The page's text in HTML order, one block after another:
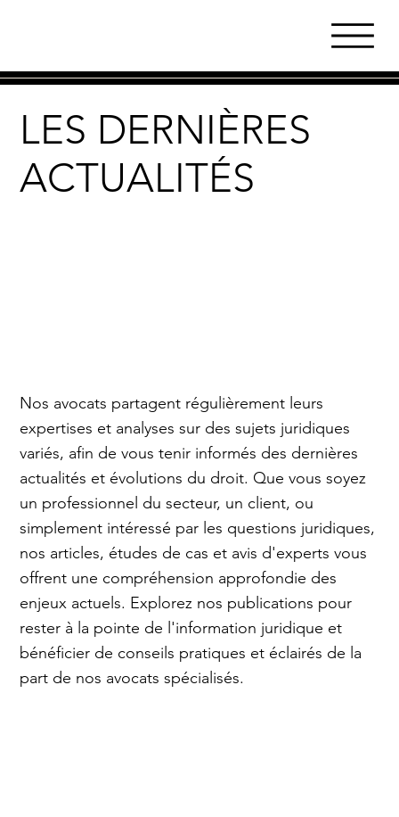
LES DERNIÈRES
ACTUALITÉS
Nos avocats partagent régulièrement leurs
expertises et analyses sur des sujets juridiques
variés, afin de vous tenir informés des dernières
actualités et évolutions du droit. Que vous soyez
un professionnel du secteur, un client, ou
simplement intéressé par les questions juridiques,
nos articles, études de cas et avis d'experts vous
offrent une compréhension approfondie des
enjeux actuels. Explorez nos publications pour
rester à la pointe de l'information juridique et
bénéficier de conseils pratiques et éclairés de la
part de nos avocats spécialisés.